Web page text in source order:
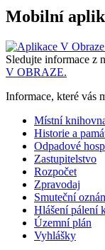
Mobilní
Sledujte informace z
V OBRAZE.
Informace, které vás
Místní
Historie a
Odpadové
Zastupitelstvo
Rozpočet
Zpravodaj
Smuteční
Hlášení pálení
Územní plán
Vyhlášky